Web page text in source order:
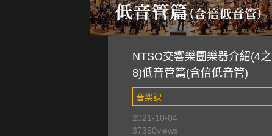
NTSO交響樂團樂器介紹(4之
8)低音管篇(含倍低音管)
音樂課
2021-10-04
37350views